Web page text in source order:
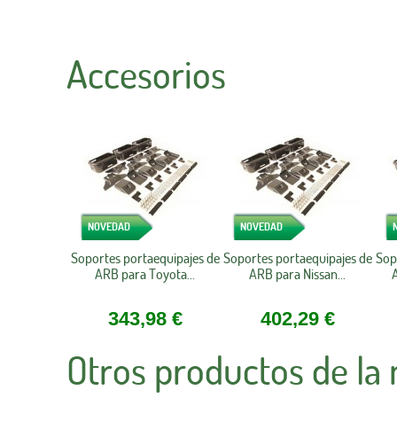
Accesorios
NOVEDAD
Soportes portaequipajes de
ARB para Toyota...
343,98 €
NOVEDAD
Soportes portaequipajes de
ARB para Nissan...
402,29 €
Otros productos de